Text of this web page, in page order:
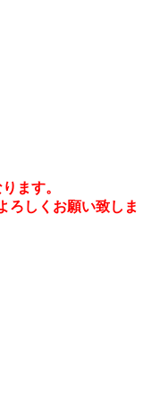
ます。
ろしくお願い致しま